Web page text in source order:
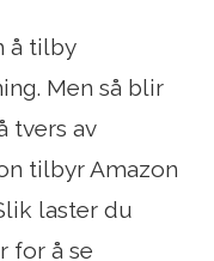
å tilby
Men så blir
tvers av
tilbyr Amazon
laster du
for å se